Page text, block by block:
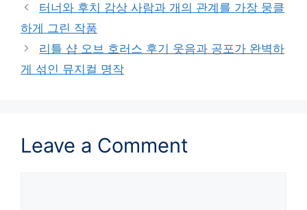
터너와 후치 감상 사람과 개의 관계를 가장 뭉클
하게 그린 작품
리틀 샵 오브 호러스 후기 웃음과 공포가 완벽하
게 섞인 뮤지컬 명작
Leave a Comment